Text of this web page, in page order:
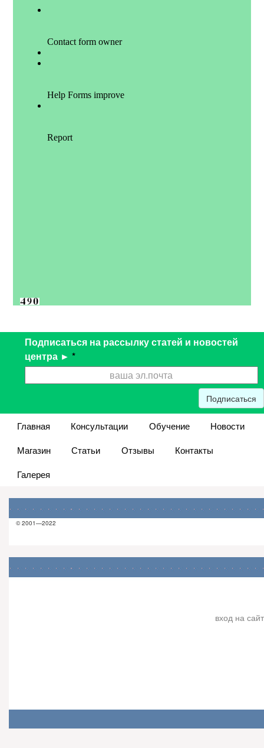
Подписаться на рассылку статей и новостей
центра ► *
Подписаться
Главная Консультации Обучение
Новости
Магазин
Статьи Отзывы
Контакты
Галерея
© 2001—2022
вход на сайт